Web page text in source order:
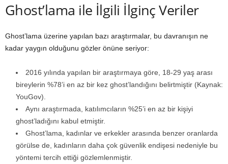
Ghost’lama ile İlgili İlginç Veriler
Ghost’lama üzerine yapılan bazı araştırmalar, bu davranışın ne
kadar yaygın olduğunu gözler önüne seriyor:
2016 yılında yapılan bir araştırmaya göre, 18-29 yaş arası
bireylerin %78’i en az bir kez ghost’landığını belirtmiştir (Kaynak:
YouGov).
Aynı araştırmada, katılımcıların %25’i en az bir kişiyi
ghost’ladığını kabul etmiştir.
Ghost’lama, kadınlar ve erkekler arasında benzer oranlarda
görülse de, kadınların daha çok güvenlik endişesi nedeniyle bu
yöntemi tercih ettiği gözlemlenmiştir.